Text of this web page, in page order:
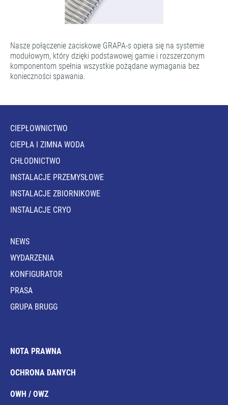
Nasze połączenie zaciskowe GRAPA-s opiera się na systemie
modułowym, który dzięki podstawowej gamie i rozszerzonym
komponentom spełnia wszystkie pożądane wymagania bez
konieczności spawania.
CIEPŁOWNICTWO
CIEPŁA I ZIMNA WODA
CHŁODNICTWO
INSTALACJE PRZEMYSŁOWE
INSTALACJE ZBIORNIKOWE
INSTALACJE CRYO
NEWS
WYDARZENIA
KONFIGURATOR
PRASA
GRUPA BRUGG
NOTA PRAWNA
OCHRONA DANYCH
OWH / OWZ